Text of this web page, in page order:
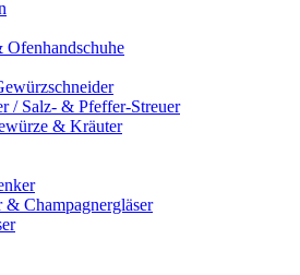
/ Salz- & Pfeffer-Streuer
& Kräuter
& Champagnergläser